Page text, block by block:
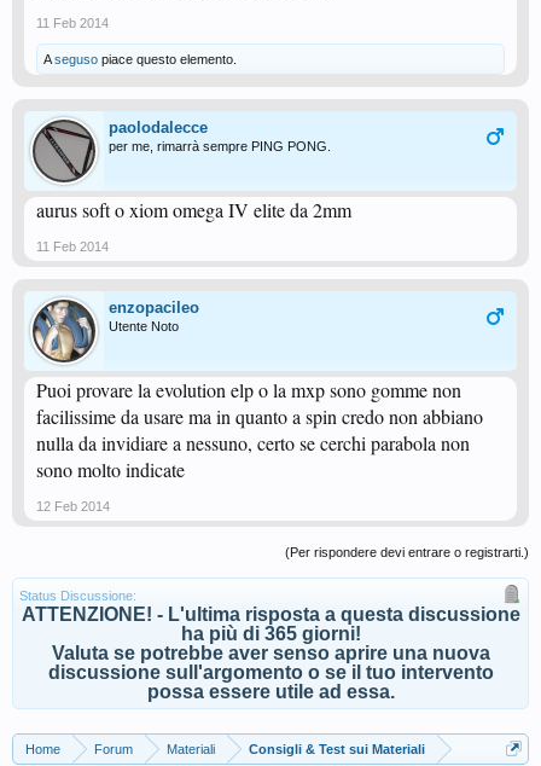
11 Feb 2014
Aseguso piace questo elemento.
paolodalecce
per me, rimarrà sempre PING PONG.
aurus soft o xiom omega IV elite da 2mm
11 Feb 2014
enzopacileo
Utente Noto
Puoi provare la evolution elp o la mxp sono gomme non
facilissime da usare ma in quanto a spin credo non abbiano
nulla da invidiare a nessuno, certo se cerchi parabola non
sono molto indicate
12 Feb 2014
(Per rispondere devi entrare o registrarti.)
Status Discussione:
ATTENZIONE! - L'ultima risposta a questa discussione
ha più di 365 giorni!
Valuta se potrebbe aver senso aprire una nuova
discussione sull'argomento o se il tuo intervento
possa essere utile ad essa.
Home Forum Materiali Consigli & Test sui Materiali